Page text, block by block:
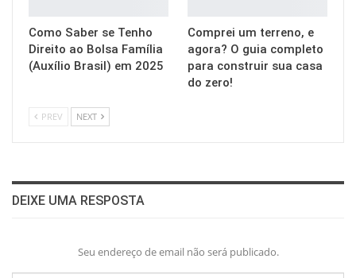
Como Saber se Tenho
Direito ao Bolsa Família
(Auxílio Brasil) em 2025
Comprei um terreno, e
agora? O guia completo
para construir sua casa
do zero!
PREV NEXT
DEIXE UMA RESPOSTA
Seu endereço de email não será publicado.